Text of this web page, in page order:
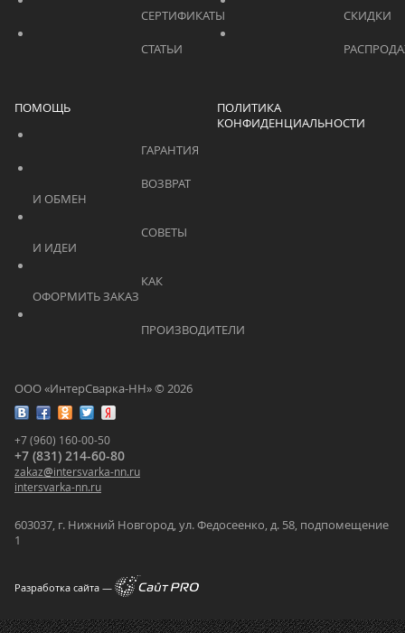
ООО «ИнтерСварка-НН» © 2026
+7 (960) 160-00-50
+7 (831) 214-60-80
zakaz@intersvarka-nn.ru
intersvarka-nn.ru
603037, г. Нижний Новгород, ул. Федосеенко, д. 58, подпомещение
1
Разработка сайта —
ПОМОЩЬ
ПОЛИТИКА
КОНФИДЕНЦИАЛЬНОСТИ